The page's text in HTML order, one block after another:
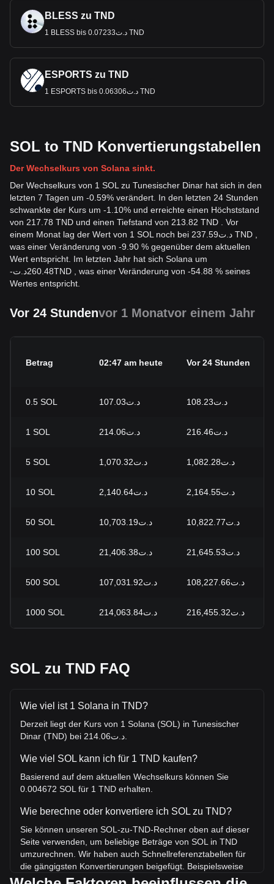
BLESS zu TND
1 BLESS bis د.ت0.07233 TND
ESPORTS zu TND
1 ESPORTS bis د.ت0.06306 TND
SOL to TND Konvertierungstabellen
Der Wechselkurs von Solana sinkt.
Der Wechselkurs von 1 SOL zu Tunesischer Dinar hat sich in den
letzten 7 Tagen um -0.59% verändert. In den letzten 24 Stunden
schwankte der Kurs um -1.10% und erreichte einen Höchststand
von 217.78 TND und einen Tiefstand von 213.82 TND . Vor
einem Monat lag der Wert von 1 SOL noch bei د.ت237.59 TND ,
was einer Veränderung von -9.90 % gegenüber dem aktuellen
Wert entspricht. Im letzten Jahr hat sich Solana um
-د.ت260.48TND , was einer Veränderung von -54.88 % seines
Wertes entspricht.
Vor 24 Stundenvor 1 Monatvor einem Jahr
Betrag 02:47 am heute Vor 24 Stunden
0.5 SOL د.ت107.03 د.ت108.23
1 SOL د.ت214.06 د.ت216.46
5 SOL د.ت1,070.32 د.ت1,082.28
10 SOL د.ت2,140.64 د.ت2,164.55
50 SOL د.ت10,703.19 د.ت10,822.77
100 SOL د.ت21,406.38 د.ت21,645.53
500 SOL د.ت107,031.92 د.ت108,227.66
1000 SOL د.ت214,063.84 د.ت216,455.32
SOL zu TND FAQ
Wie viel ist 1 Solana in TND?
Derzeit liegt der Kurs von 1 Solana (SOL) in Tunesischer
Wie viel SOL kann ich für 1 TND kaufen?
Basierend auf dem aktuellen Wechselkurs können Sie
0.004672 SOL für 1 TND erhalten.
Wie berechne oder konvertiere ich SOL zu TND?
Sie können unseren SOL-zu-TND-Rechner oben auf dieser
Seite verwenden, um beliebige Beträge von SOL in TND
umzurechnen. Wir haben auch Schnellreferenztabellen für
die gängigsten Konvertierungen beigefügt. Beispielsweise
entsprechen 5 TND 0.02336 SOL, während 5 SOL etwa